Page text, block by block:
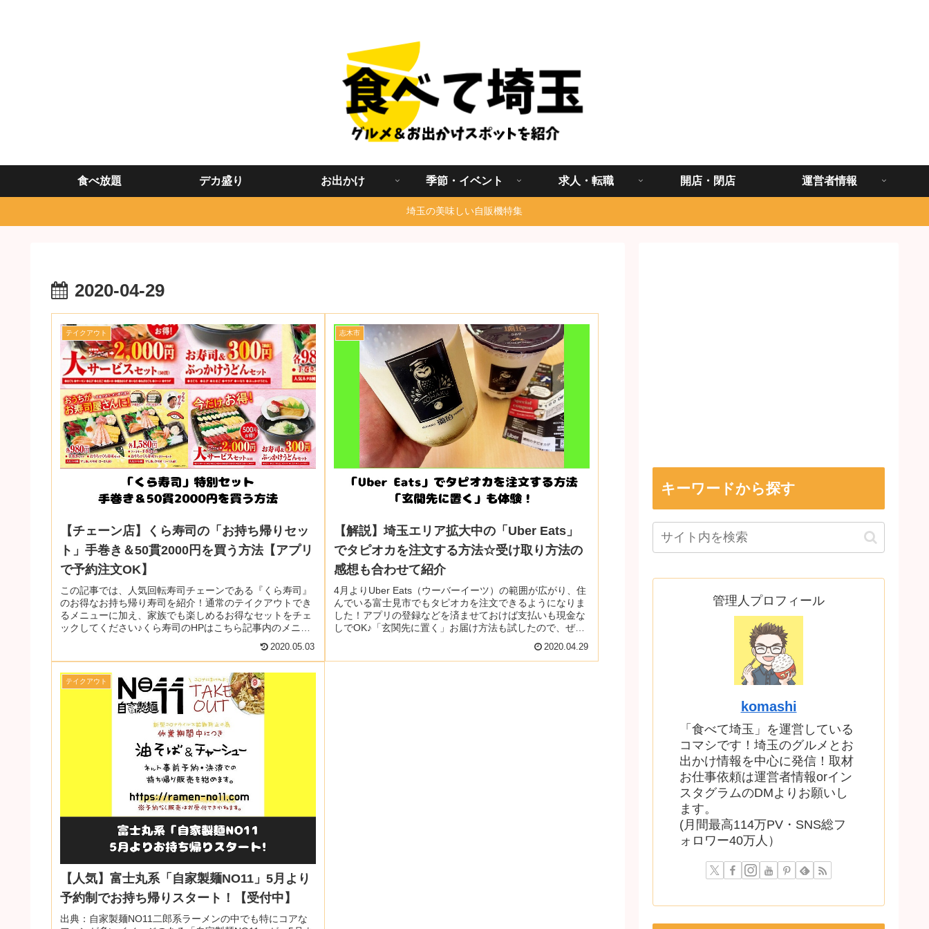
食べ放題 デカ盛り お出かけ 季節・イベント 求人・転職 開店・閉店 運営者情報
埼玉の美味しい自販機特集
2020-04-29
テイクアウト
【チェーン店】くら寿司の「お持ち帰りセッ
ト」手巻き＆50貫2000円を買う方法【アプリ
で予約注文OK】
この記事では、人気回転寿司チェーンである『くら寿司』
のお得なお持ち帰り寿司を紹介！通常のテイクアウトでき
るメニューに加え、家族でも楽しめるお得なセットをチェ
ックしてください♪くら寿司のHPはこちら記事内のメニュ
2020.05.03
志木市
【解説】埼玉エリア拡大中の「Uber Eats」
でタピオカを注文する方法☆受け取り方法の
感想も合わせて紹介
4月よりUber Eats（ウーバーイーツ）の範囲が広がり、住
んでいる富士見市でもタピオカを注文できるようになりま
した！アプリの登録などを済ませておけば支払いも現金な
しでOK♪「玄関先に置く」お届け方法も試したので、ぜひ
2020.04.29
テイクアウト
【人気】富士丸系「自家製麺NO11」5月より
予約制でお持ち帰りスタート！【受付中】
出典：自家製麺NO11二郎系ラーメンの中でも特にコアな
キーワードから探す
管理人プロフィール
komashi
「食べて埼玉」を運営している
コマシです！埼玉のグルメとお
出かけ情報を中心に発信！取材
お仕事依頼は運営者情報orイン
スタグラムのDMよりお願いし
ます。
(月間最高114万PV・SNS総フ
ォロワー40万人）